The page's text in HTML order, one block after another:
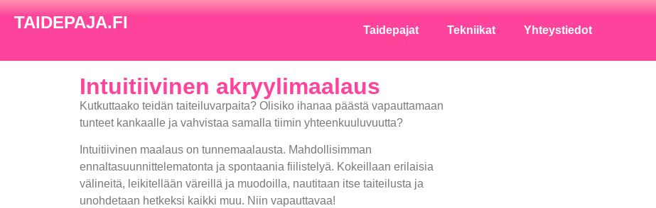
TAIDEPAJA.FI Taidepajat Tekniikat Yhteystiedot
Intuitiivinen akryylimaalaus
Kutkuttaako teidän taiteiluvarpaita? Olisiko ihanaa päästä vapauttamaan
tunteet kankaalle ja vahvistaa samalla tiimin yhteenkuuluvuutta?
Intuitiivinen maalaus on tunnemaalausta. Mahdollisimman
ennaltasuunnittelematonta ja spontaania fiilistelyä. Kokeillaan erilaisia
välineitä, leikitellään väreillä ja muodoilla, nautitaan itse taiteilusta ja
unohdetaan hetkeksi kaikki muu. Niin vapauttavaa!